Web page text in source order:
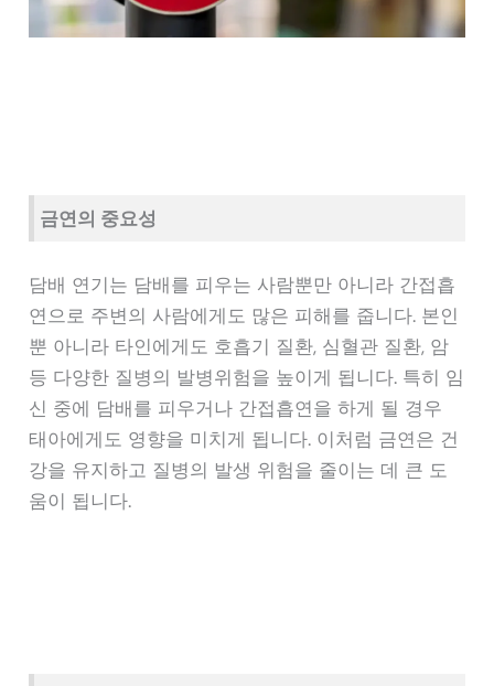
금연의 중요성
담배 연기는 담배를 피우는 사람뿐만 아니라 간접흡
연으로 주변의 사람에게도 많은 피해를 줍니다. 본인
뿐 아니라 타인에게도 호흡기 질환, 심혈관 질환, 암
등 다양한 질병의 발병위험을 높이게 됩니다. 특히 임
신 중에 담배를 피우거나 간접흡연을 하게 될 경우
태아에게도 영향을 미치게 됩니다. 이처럼 금연은 건
강을 유지하고 질병의 발생 위험을 줄이는 데 큰 도
움이 됩니다.